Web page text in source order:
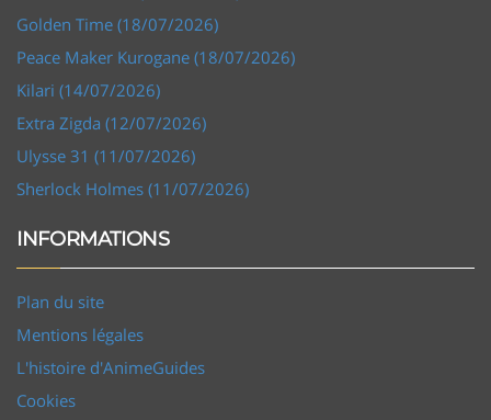
Golden Time (18/07/2026)
Peace Maker Kurogane (18/07/2026)
Kilari (14/07/2026)
Extra Zigda (12/07/2026)
Ulysse 31 (11/07/2026)
Sherlock Holmes (11/07/2026)
INFORMATIONS
Plan du site
Mentions légales
L'histoire d'AnimeGuides
Cookies